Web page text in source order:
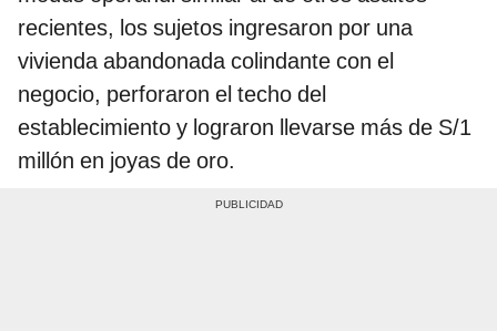
recientes, los sujetos ingresaron por una
vivienda abandonada colindante con el
negocio, perforaron el techo del
establecimiento y lograron llevarse más de S/1
millón en joyas de oro.